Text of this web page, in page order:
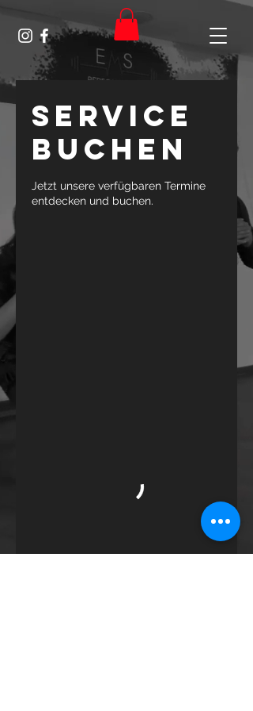
Service
buchen
Jetzt unsere verfügbaren Termine
entdecken und buchen.